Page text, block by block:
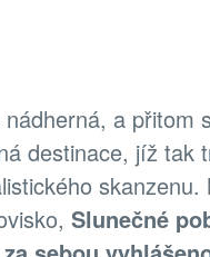
a přitom
destinace, jíž tak
skanzenu.
Slunečné